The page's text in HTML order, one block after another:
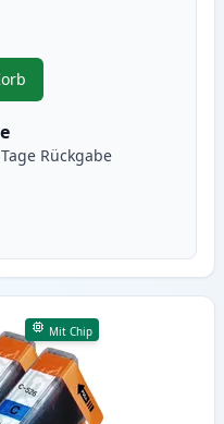
stück Canon CLI-526BK
Rückgabe
Mit Chip